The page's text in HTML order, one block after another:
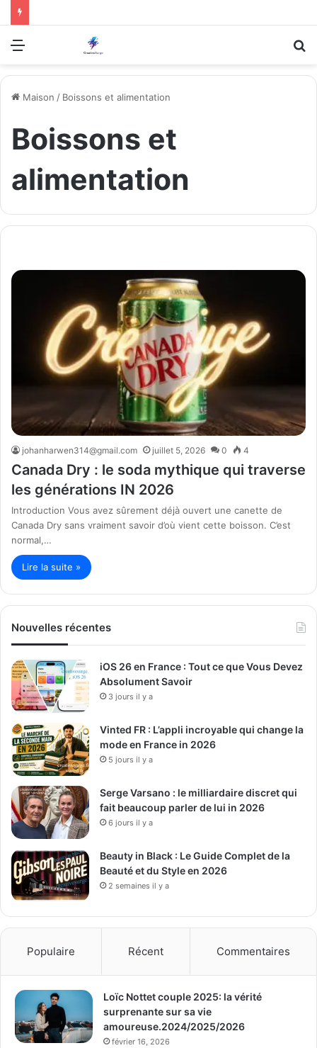
Menu
Maison / Boissons et alimentation
Boissons et
alimentation
johanharwen314@gmail.com juillet 5, 2026 0 4
Canada Dry : le soda mythique qui traverse
les générations IN 2026
Introduction Vous avez sûrement déjà ouvert une canette de
Canada Dry sans vraiment savoir d’où vient cette boisson. C’est
normal,…
Lire la suite »
Nouvelles récentes
iOS 26 en France : Tout ce que Vous Devez
Absolument Savoir
3 jours il y a
Vinted FR : L’appli incroyable qui change la
mode en France in 2026
5 jours il y a
Serge Varsano : le milliardaire discret qui
fait beaucoup parler de lui in 2026
6 jours il y a
Beauty in Black : Le Guide Complet de la
Beauté et du Style en 2026
2 semaines il y a
Populaire Récent Commentaires
Loïc Nottet couple 2025: la vérité
surprenante sur sa vie
amoureuse.2024/2025/2026
février 16, 2026